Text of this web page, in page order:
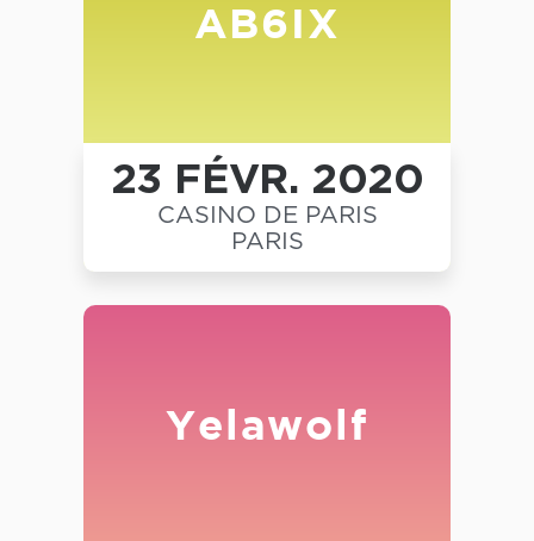
AB6IX
23 FÉVR. 2020
CASINO DE PARIS
PARIS
Yelawolf